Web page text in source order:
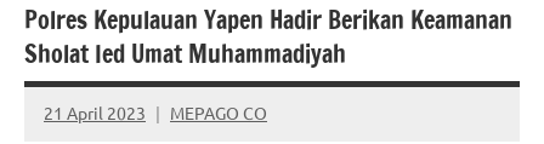
Polres Kepulauan Yapen Hadir Berikan Keamanan
Sholat Ied Umat Muhammadiyah
21 April 2023 MEPAGO CO
No